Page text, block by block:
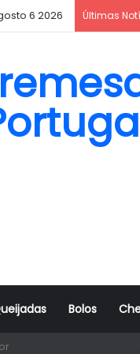
6 2026 Últimas
Bolos